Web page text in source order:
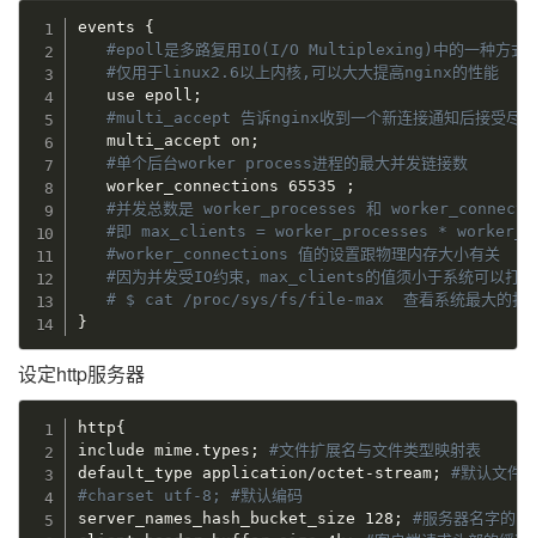
events {
#epoll是多路复用IO(I/O Multiplexing)中的一种方式,如
#仅用于linux2.6以上内核,可以大大提高nginx的性能
   use epoll
;
#multi_accept 告诉nginx收到一个新连接通知后接受尽可
   multi_accept on
;
#单个后台worker process进程的最大并发链接数
   worker_connections 65535
;
#并发总数是 worker_processes 和
#即 max_clients = worker_processes *
#worker_connections 值的设置跟物理内存大小有关
#因为并发受IO约束，max_clients的值须小于系统可以打
# $ cat /proc/sys/fs/file-max  查看系统最大的打开
}
设定http服务器
http{
include mime.types ;
#文件扩展名与文件类型映射表
default_type application/octet-stream ;
#默认文件
#charset utf-8; #默认编码
server_names_hash_bucket_size 128 ;
#服务器名字的